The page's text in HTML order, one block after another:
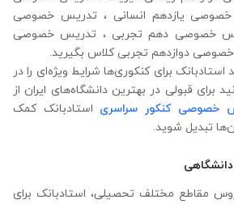
یازدهم انسانی ، تدریس خصوصی
خصوصی دهم تجربی ، تدریس خصوصی
دوازدهم تجربی کلاس بگیرید.
برای کنکوری‌ها شرایط ویژه‌ای را در
برای قبولی در بهترین دانشگاه‌های ایران از
خصوصی کنکور سراسری استادبانک کمک
تبدیل شوید.
مقاطع مختلف تحصیلی، استادبانک برای